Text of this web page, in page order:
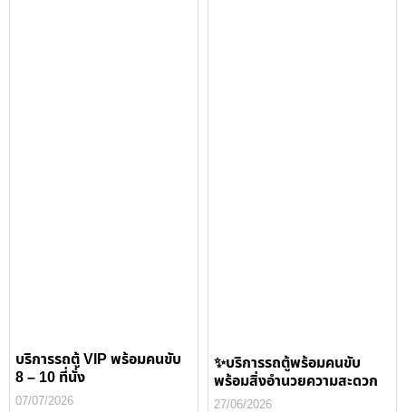
บริการรถตู้ VIP พร้อมคนขับ
8 – 10 ที่นั่ง
07/07/2026
✨บริการรถตู้พร้อมคนขับ
พร้อมสิ่งอำนวยความสะดวก
27/06/2026